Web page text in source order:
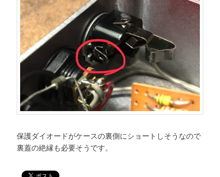
保護ダイオードがケースの裏側にショートしそうなので
裏蓋の絶縁も必要そうです。